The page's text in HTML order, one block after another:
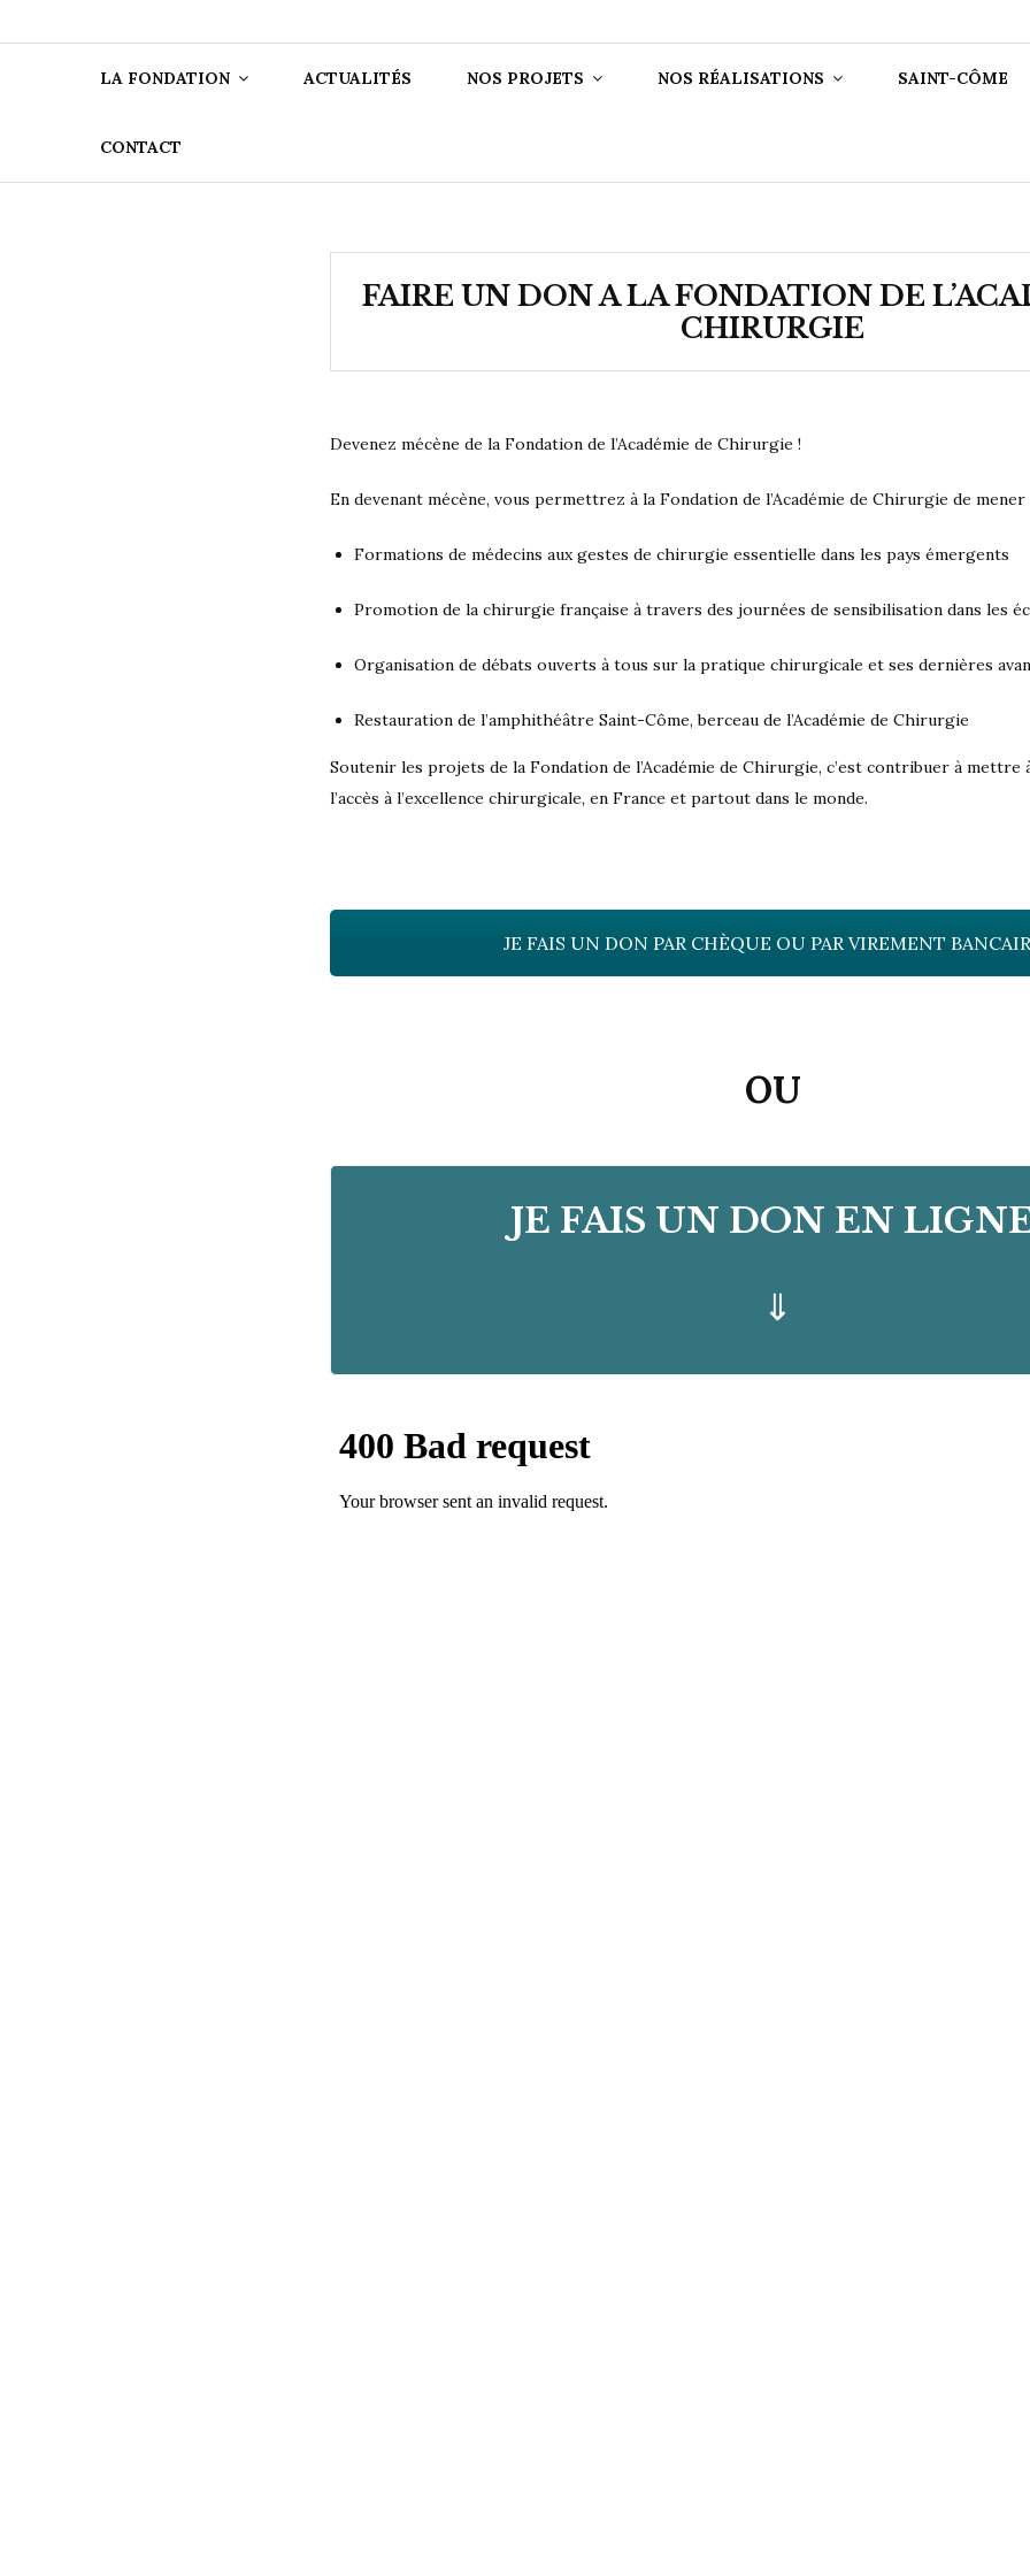
FONDATION DE
CHIRURGIE
LA FONDATION ACTUALITÉS NOS PROJETS NOS RÉALISATIONS SAINT-CÔME
CONTACT
FAIRE UN DON A LA FONDATION DE
CHIRURGIE
Devenez mécène de la Fondation de l’Académie de Chirurgie !
En devenant mécène, vous permettrez à la Fondation de l’Académie de Chirurgie de mener
Formations de médecins aux gestes de chirurgie essentielle dans les pays émergents
Promotion de la chirurgie française à travers des journées de sensibilisation dans les
Organisation de débats ouverts à tous sur la pratique chirurgicale et ses dernières
Restauration de l’amphithéâtre Saint-Côme, berceau de l’Académie de Chirurgie
Soutenir les projets de la Fondation de l’Académie de Chirurgie, c’est contribuer à mettre
l’accès à l’excellence chirurgicale, en France et partout dans le monde.
JE FAIS UN DON PAR CHÈQUE OU PAR VIREMENT
OU
JE FAIS UN DON EN
⇓